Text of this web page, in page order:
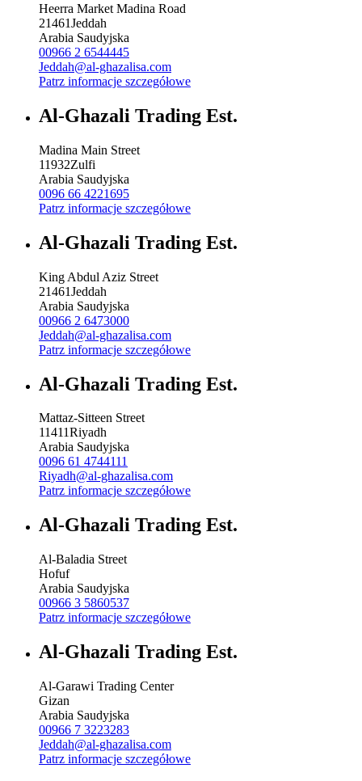
Heerra Market Madina Road
21461Jeddah
Arabia Saudyjska
00966 2 6544445
Jeddah@al-ghazalisa.com
Patrz informacje szczegółowe
Al-Ghazali Trading Est.
Madina Main Street
11932Zulfi
Arabia Saudyjska
0096 66 4221695
Patrz informacje szczegółowe
Al-Ghazali Trading Est.
King Abdul Aziz Street
21461Jeddah
Arabia Saudyjska
00966 2 6473000
Jeddah@al-ghazalisa.com
Patrz informacje szczegółowe
Al-Ghazali Trading Est.
Mattaz-Sitteen Street
11411Riyadh
Arabia Saudyjska
0096 61 4744111
Riyadh@al-ghazalisa.com
Patrz informacje szczegółowe
Al-Ghazali Trading Est.
Al-Baladia Street
Hofuf
Arabia Saudyjska
00966 3 5860537
Patrz informacje szczegółowe
Al-Ghazali Trading Est.
Al-Garawi Trading Center
Gizan
Arabia Saudyjska
00966 7 3223283
Jeddah@al-ghazalisa.com
Patrz informacje szczegółowe